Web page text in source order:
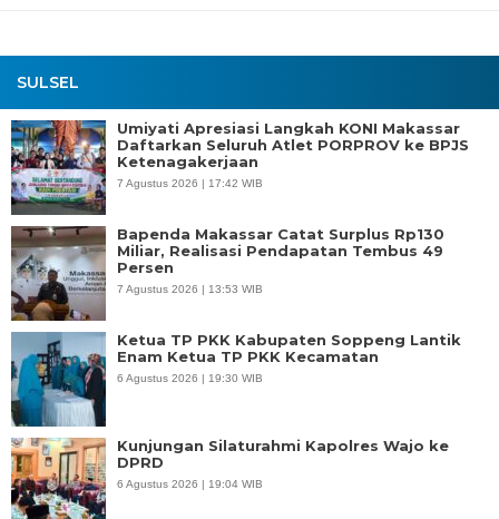
SULSEL
Umiyati Apresiasi Langkah KONI Makassar
Daftarkan Seluruh Atlet PORPROV ke BPJS
Ketenagakerjaan
7 Agustus 2026 | 17:42 WIB
Bapenda Makassar Catat Surplus Rp130
Miliar, Realisasi Pendapatan Tembus 49
Persen
7 Agustus 2026 | 13:53 WIB
Ketua TP PKK Kabupaten Soppeng Lantik
Enam Ketua TP PKK Kecamatan
6 Agustus 2026 | 19:30 WIB
Kunjungan Silaturahmi Kapolres Wajo ke
DPRD
6 Agustus 2026 | 19:04 WIB